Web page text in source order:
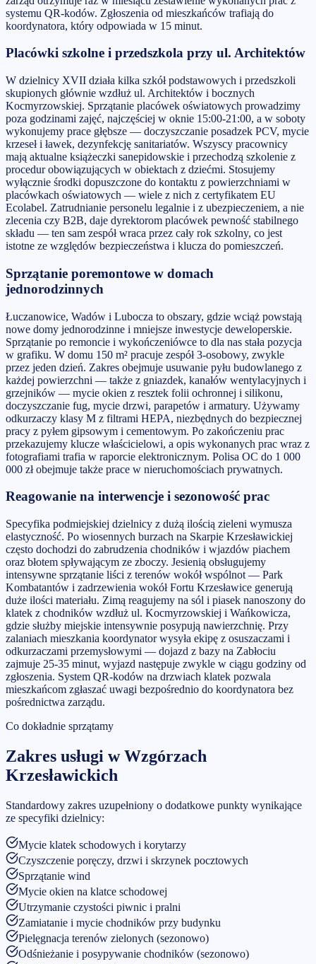
systemu QR-kodów. Zgłoszenia od mieszkańców trafiają do
koordynatora, który odpowiada w 15 minut.
Placówki szkolne i przedszkola przy ul. Architektów
W dzielnicy XVII działa kilka szkół podstawowych i przedszkoli
skupionych głównie wzdłuż ul. Architektów i bocznych
Kocmyrzowskiej. Sprzątanie placówek oświatowych prowadzimy
poza godzinami zajęć, najczęściej w oknie 15:00-21:00, a w soboty
wykonujemy prace głębsze — doczyszczanie posadzek PCV, mycie
krzeseł i ławek, dezynfekcję sanitariatów. Wszyscy pracownicy
mają aktualne książeczki sanepidowskie i przechodzą szkolenie z
procedur obowiązujących w obiektach z dziećmi. Stosujemy
wyłącznie środki dopuszczone do kontaktu z powierzchniami w
placówkach oświatowych — wiele z nich z certyfikatem EU
Ecolabel. Zatrudnianie personelu legalnie i z ubezpieczeniem, a nie
zlecenia czy B2B, daje dyrektorom placówek pewność stabilnego
składu — ten sam zespół wraca przez cały rok szkolny, co jest
istotne ze względów bezpieczeństwa i klucza do pomieszczeń.
Sprzątanie poremontowe w domach
jednorodzinnych
Łuczanowice, Wadów i Lubocza to obszary, gdzie wciąż powstają
nowe domy jednorodzinne i mniejsze inwestycje deweloperskie.
Sprzątanie po remoncie i wykończeniówce to dla nas stała pozycja
w grafiku. W domu 150 m² pracuje zespół 3-osobowy, zwykle
przez jeden dzień. Zakres obejmuje usuwanie pyłu budowlanego z
każdej powierzchni — także z gniazdek, kanałów wentylacyjnych i
grzejników — mycie okien z resztek folii ochronnej i silikonu,
doczyszczanie fug, mycie drzwi, parapetów i armatury. Używamy
odkurzaczy klasy M z filtrami HEPA, niezbędnych do bezpiecznej
pracy z pyłem gipsowym i cementowym. Po zakończeniu prac
przekazujemy klucze właścicielowi, a opis wykonanych prac wraz z
fotografiami trafia w raporcie elektronicznym. Polisa OC do 1 000
000 zł obejmuje także prace w nieruchomościach prywatnych.
Reagowanie na interwencje i sezonowość prac
Specyfika podmiejskiej dzielnicy z dużą ilością zieleni wymusza
elastyczność. Po wiosennych burzach na Skarpie Krzesławickiej
często dochodzi do zabrudzenia chodników i wjazdów piachem
oraz błotem spływającym ze zboczy. Jesienią obsługujemy
intensywne sprzątanie liści z terenów wokół wspólnot — Park
Kombatantów i zadrzewienia wokół Fortu Krzesławice generują
duże ilości materiału. Zimą reagujemy na sól i piasek nanoszony do
klatek z chodników wzdłuż ul. Kocmyrzowskiej i Wańkowicza,
gdzie służby miejskie intensywnie posypują nawierzchnię. Przy
zalaniach mieszkania koordynator wysyła ekipę z osuszaczami i
odkurzaczami przemysłowymi — dojazd z bazy na Zabłociu
zajmuje 25-35 minut, wyjazd następuje zwykle w ciągu godziny od
zgłoszenia. System QR-kodów na drzwiach klatek pozwala
mieszkańcom zgłaszać uwagi bezpośrednio do koordynatora bez
pośrednictwa zarządu.
Co dokładnie sprzątamy
Zakres usługi wWzgórzach
Krzesławickich
Standardowy zakres uzupełniony o dodatkowe punkty wynikające
ze specyfiki dzielnicy:
Mycie klatek schodowych i korytarzy
Czyszczenie poręczy, drzwi i skrzynek pocztowych
Sprzątanie wind
Mycie okien na klatce schodowej
Utrzymanie czystości piwnic i pralni
Zamiatanie i mycie chodników przy budynku
Pielęgnacja terenów zielonych (sezonowo)
Odśnieżanie i posypywanie chodników (sezonowo)